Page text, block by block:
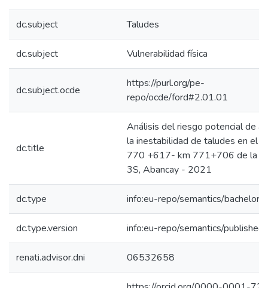
dc.subject Taludes
dc.subject Vulnerabilidad física
dc.subject.ocde
https://purl.org/pe-
repo/ocde/ford#2.01.01
dc.title
Análisis del riesgo potencial de
la inestabilidad de taludes en el
770 +617- km 771+706 de la
3S, Abancay - 2021
dc.type info:eu-repo/semantics/
dc.type.version info:eu-repo/semantics/
renati.advisor.dni 06532658